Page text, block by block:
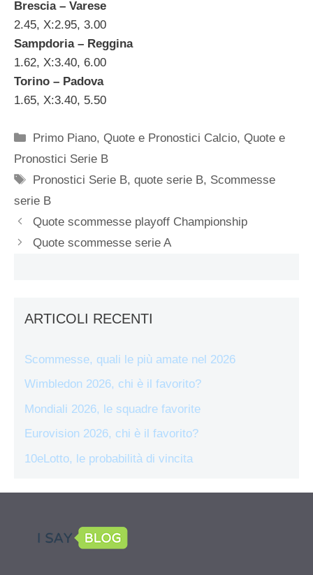
Brescia – Varese
2.45, X:2.95, 3.00
Sampdoria – Reggina
1.62, X:3.40, 6.00
Torino – Padova
1.65, X:3.40, 5.50
Categorie
Primo Piano,Quote e Pronostici Calcio,Quote e
Pronostici Serie B
Tag
Pronostici Serie B,quote serie B, Scommesse
serie B
Quote scommesse playoff Championship
Quote scommesse serie A
ARTICOLI RECENTI
Scommesse, quali le più amate nel 2026
Wimbledon 2026, chi è il favorito?
Mondiali 2026, le squadre favorite
Eurovision 2026, chi è il favorito?
10eLotto, le probabilità di vincita